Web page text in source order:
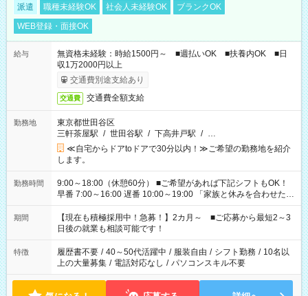
派遣 職種未経験OK 社会人未経験OK
ブランクOK
WEB登録・面接OK
給与
無資格未経験：時給1500円～ ■週払いOK ■扶養内OK ■日
収1万2000円以上
交通費別途支給あり
交通費 交通費全額支給
勤務地
東京都世田谷区
三軒茶屋駅 / 世田谷駅 / 下高井戸駅 / …
≪自宅からドアtoドアで30分以内！≫ご希望の勤務地を紹介
します。
勤務時間
9:00～18:00（休憩60分） ■ご希望があれば下記シフトもOK！
早番 7:00～16:00 遅番 10:00～19:00 「家族と休みを合わせた
い」 「余裕を持って夕飯の準備がしたい」 「できれば残業はし
たくない」 など、ご希望を教えてくださいね。 ※Wワーク希望
の方へ 今ご覧のお仕事で希望する勤務時間と、もう1つのお仕事
の勤務時間。 合計で週40時間を超える場合は応募できません。
期間
【現在も積極採用中！急募！】2カ月～ ■ご応募から最短2～3
日後の就業も相談可能です！
特徴 履歴書不要 / 40～50代活躍中 / 服装自由 / シフト勤務 / 10名以
上の大量募集 / 電話対応なし / パソコンスキル不要